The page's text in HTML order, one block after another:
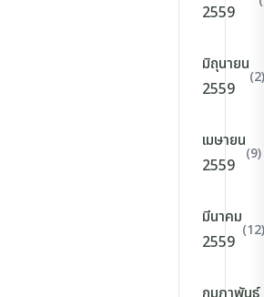
2559
มิถุนายน
2559
(2)
เมษายน
2559
(9)
มีนาคม
2559
(12)